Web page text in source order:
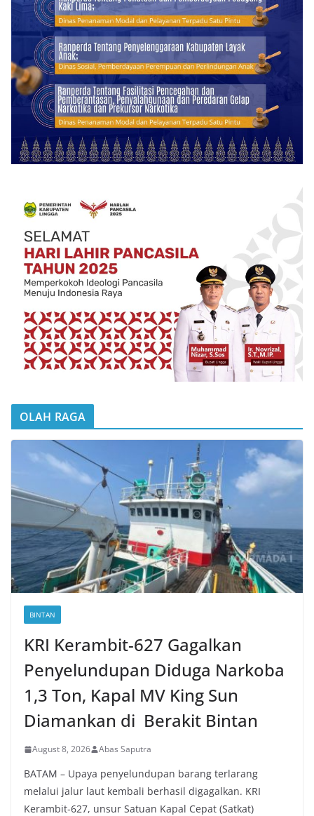
OLAH RAGA
BINTAN
KRI Kerambit-627 Gagalkan
Penyelundupan Diduga Narkoba
1,3 Ton, Kapal MV King Sun
Diamankan di Berakit Bintan
August 8, 2026 Abas Saputra
BATAM – Upaya penyelundupan barang terlarang
melalui jalur laut kembali berhasil digagalkan. KRI
Kerambit-627, unsur Satuan Kapal Cepat (Satkat)